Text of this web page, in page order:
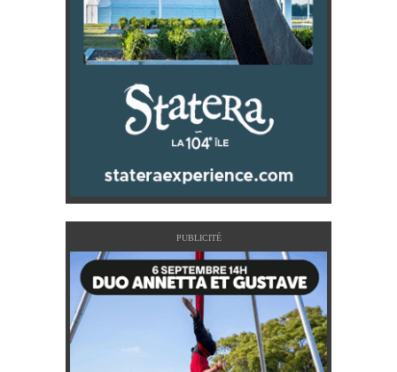
PUBLICITÉ